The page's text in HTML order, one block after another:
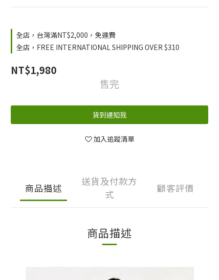
全店，台灣滿NT$2,000，免運費
全店，FREE INTERNATIONAL SHIPPING OVER $310
NT$1,980
售完
貨到通知我
加入追蹤清單
商品描述
送貨及付款方
式
顧客評價
商品描述